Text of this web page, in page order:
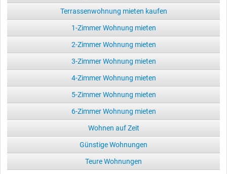
Terrassenwohnung mieten kaufen
1-Zimmer Wohnung mieten
2-Zimmer Wohnung mieten
3-Zimmer Wohnung mieten
4-Zimmer Wohnung mieten
5-Zimmer Wohnung mieten
6-Zimmer Wohnung mieten
Wohnen auf Zeit
Günstige Wohnungen
Teure Wohnungen